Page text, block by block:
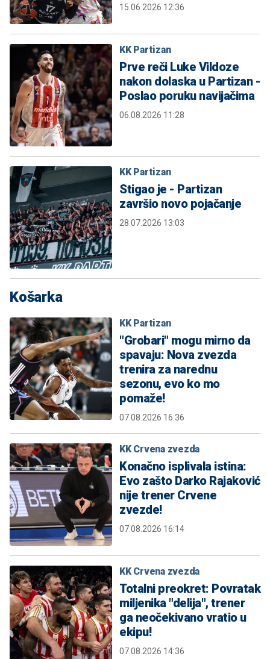
15.06.2026 12:36
KK Partizan
Prve reči Luke Vildoze
nakon dolaska u Partizan -
Poslao poruku navijačima
06.08.2026 11:28
KK Partizan
Stigao je - Partizan
završio novo pojačanje
28.07.2026 13:03
Košarka
KK Partizan
"Grobari" mogu mirno da
spavaju: Nova zvezda
trenira za narednu
sezonu, evo ko mo
pomaže!
07.08.2026 16:36
KK Crvena zvezda
Konačno isplivala istina:
Evo zašto Darko Rajaković
nije trener Crvene
zvezde!
07.08.2026 16:14
KK Crvena zvezda
Totalni preokret: Povratak
miljenika "delija", trener
ga neočekivano vratio u
ekipu!
07.08.2026 14:36